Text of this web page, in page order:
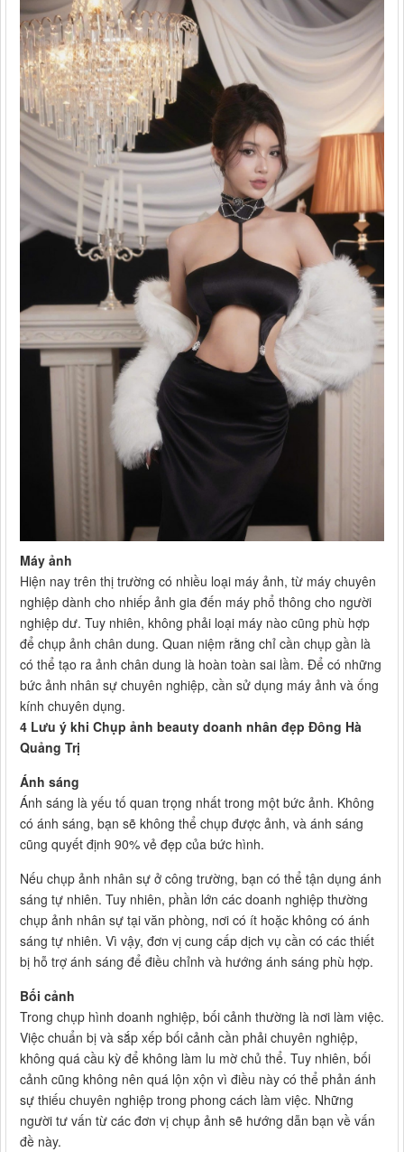
Máy ảnh
Hiện nay trên thị trường có nhiều loại máy ảnh, từ máy chuyên
nghiệp dành cho nhiếp ảnh gia đến máy phổ thông cho người
nghiệp dư. Tuy nhiên, không phải loại máy nào cũng phù hợp
để chụp ảnh chân dung. Quan niệm rằng chỉ cần chụp gần là
có thể tạo ra ảnh chân dung là hoàn toàn sai lầm. Để có những
bức ảnh nhân sự chuyên nghiệp, cần sử dụng máy ảnh và ống
kính chuyên dụng.
4 Lưu ý khi Chụp ảnh beauty doanh nhân đẹp Đông Hà
Quảng Trị
Ánh sáng
Ánh sáng là yếu tố quan trọng nhất trong một bức ảnh. Không
có ánh sáng, bạn sẽ không thể chụp được ảnh, và ánh sáng
cũng quyết định 90% vẻ đẹp của bức hình.
Nếu chụp ảnh nhân sự ở công trường, bạn có thể tận dụng ánh
sáng tự nhiên. Tuy nhiên, phần lớn các doanh nghiệp thường
chụp ảnh nhân sự tại văn phòng, nơi có ít hoặc không có ánh
sáng tự nhiên. Vì vậy, đơn vị cung cấp dịch vụ cần có các thiết
bị hỗ trợ ánh sáng để điều chỉnh và hướng ánh sáng phù hợp.
Bối cảnh
Trong chụp hình doanh nghiệp, bối cảnh thường là nơi làm việc.
Việc chuẩn bị và sắp xếp bối cảnh cần phải chuyên nghiệp,
không quá cầu kỳ để không làm lu mờ chủ thể. Tuy nhiên, bối
cảnh cũng không nên quá lộn xộn vì điều này có thể phản ánh
sự thiếu chuyên nghiệp trong phong cách làm việc. Những
người tư vấn từ các đơn vị chụp ảnh sẽ hướng dẫn bạn về vấn
đề này.